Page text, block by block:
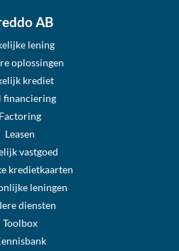
AB
lening
oplossingen
krediet
financiering
Factoring
Leasen
vastgoed
kredietkaarten
leningen
diensten
Toolbox